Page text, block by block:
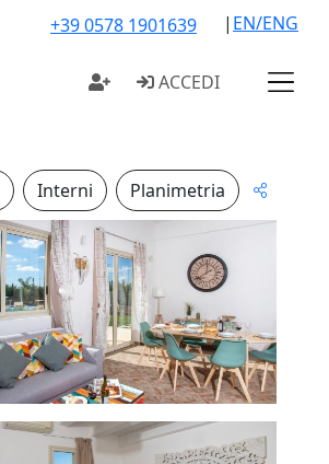
+39 0578 1901639 | EN/ENG
ACCEDI
Interni Planimetria